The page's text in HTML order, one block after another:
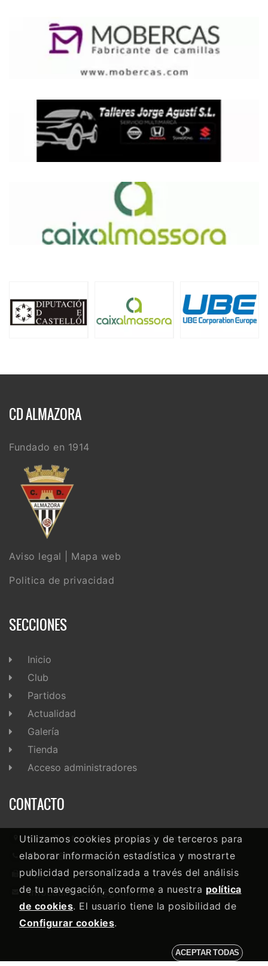
CD ALMAZORA
Fundado en 1914
Aviso legal
Mapa web
Politica de privacidad
SECCIONES
Inicio
Club
Partidos
Actualidad
Galería
Tienda
Acceso administradores
CONTACTO
Calle Santo Cristo 91 bajo 2 , Almassora
639476118
Fax-
infocdalmazora@gmail.com
Utilizamos cookies propias y de terceros para
elaborar información estadística y mostrarte
publicidad personalizada a través del análisis
de tu navegación, conforme a nuestra política
de cookies. El usuario tiene la posibilidad de
Configurar cookies.
ACEPTAR TODAS